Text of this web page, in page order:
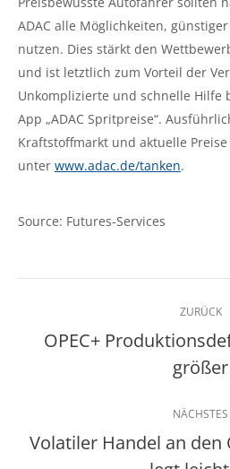
ADAC alle Möglichkeiten,
nutzen. Dies stärkt den
und ist letztlich zum Vorteil der
Unkomplizierte und schnelle Hilfe
App „ADAC Spritpreise“.
Kraftstoffmarkt und aktuelle
unter www.adac.de/tanken.
Source: Futures-Services
ZURÜCK
OPEC+
größer
NÄCHSTES
Volatiler Handel an den